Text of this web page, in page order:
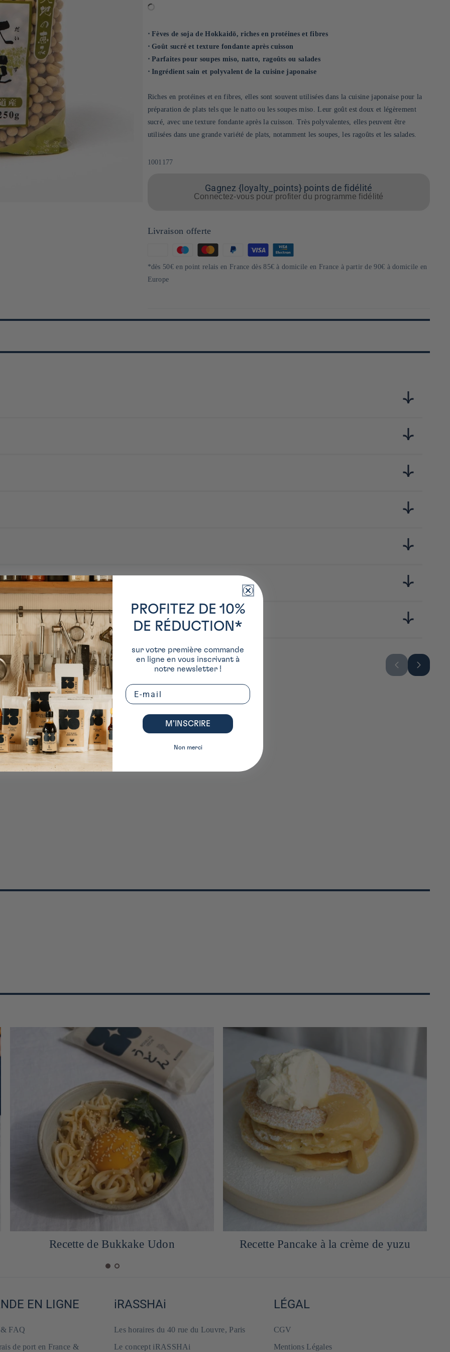
⋅ Fèves de soja de Hokkaidō, riches en protéines et fibres
⋅ Goût sucré et texture fondante après cuisson
⋅ Parfaites pour soupes miso, natto, ragoûts ou salades
⋅ Ingrédient sain et polyvalent de la cuisine japonaise
Riches en protéines et en fibres, elles sont souvent utilisées dans la cuisine japonaise pour la
préparation de plats tels que le natto ou les soupes miso. Leur goût est doux et légèrement
sucré, avec une texture fondante après la cuisson. Très polyvalentes, elles peuvent être
utilisées dans une grande variété de plats, notamment les soupes, les ragoûts et les salades.
SKU:
1001177
Gagnez {loyalty_points} points de fidélité
Connectez-vous pour profiter du programme fidélité
Livraison offerte
de
paiement
*dès 50€ en point relais en France dès 85€ à domicile en France à partir de 90€ à domicile en
Europe
la fabrication et la distribution de produits à base de farine, située dans la préfecture de Mie.
fois leur volume d'eau pendant 6 heures.
goût et dégustez.
Recette Pancake à la crème de yuzu Salade de soba vegan
EN LIGNE
& FAQ
de port en France &
iRASSHAi
Les horaires du 40 rue du Louvre, Paris
Le concept iRASSHAi
LÉGAL
CGV
Mentions Légales
PROFITEZ DE 10%
DE RÉDUCTION*
sur votre première commande
en ligne en vous inscrivant à
notre newsletter !
Email
M’INSCRIRE
Non merci